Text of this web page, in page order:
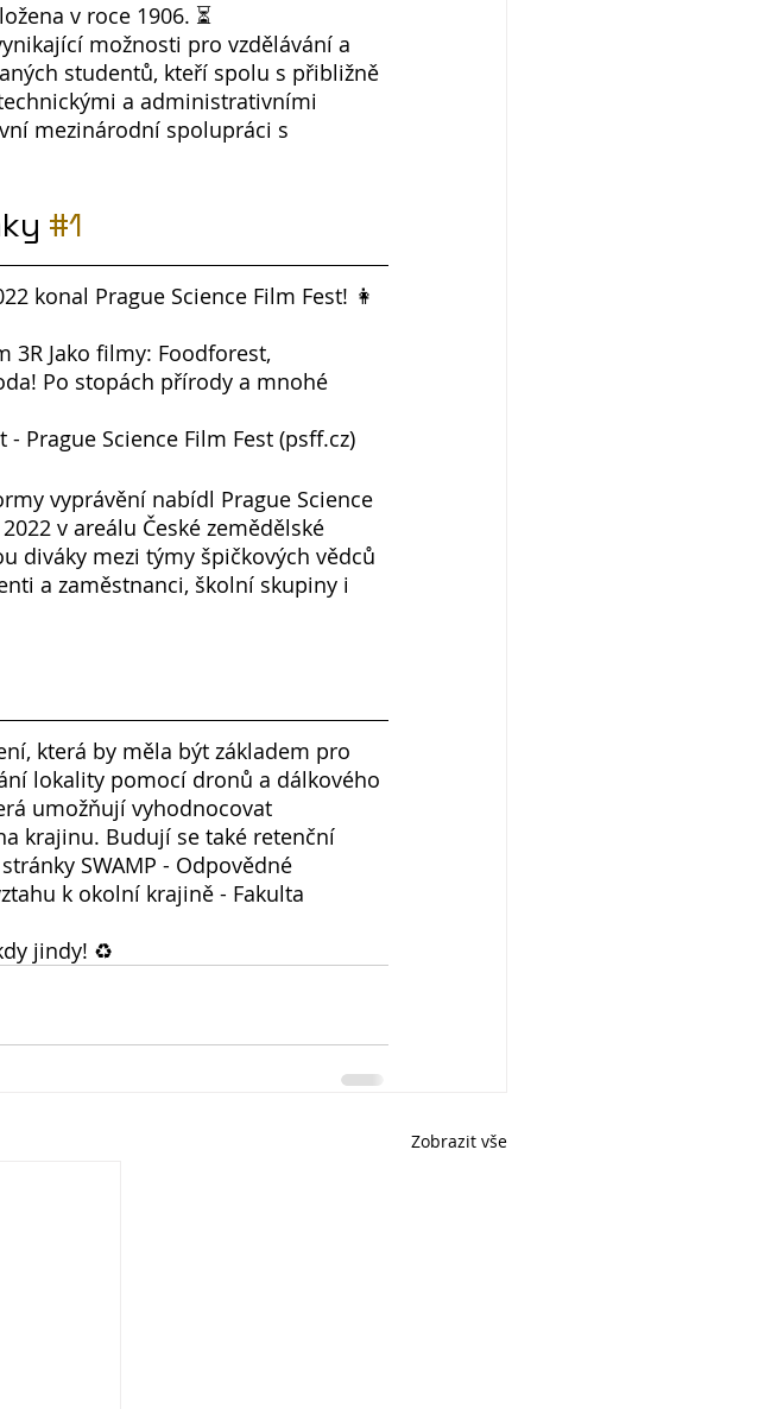
v roce 1906. ⏳
možnosti pro vzdělávání a
studentů, kteří spolu s přibližně
a administrativními
mezinárodní spolupráci s
#1
konal Prague Science Film Fest! 👩
3R Jako filmy: Foodforest,
Po stopách přírody a mnohé
Prague Science Film Fest (psff.cz)
vyprávění nabídl Prague Science
v areálu České zemědělské
diváky mezi týmy špičkových vědců
a zaměstnanci, školní skupiny i
která by měla být základem pro
lokality pomocí dronů a dálkového
umožňují vyhodnocovat
krajinu. Budují se také retenční
SWAMP - Odpovědné
k okolní krajině - Fakulta
jindy! ♻
Zobrazit vše